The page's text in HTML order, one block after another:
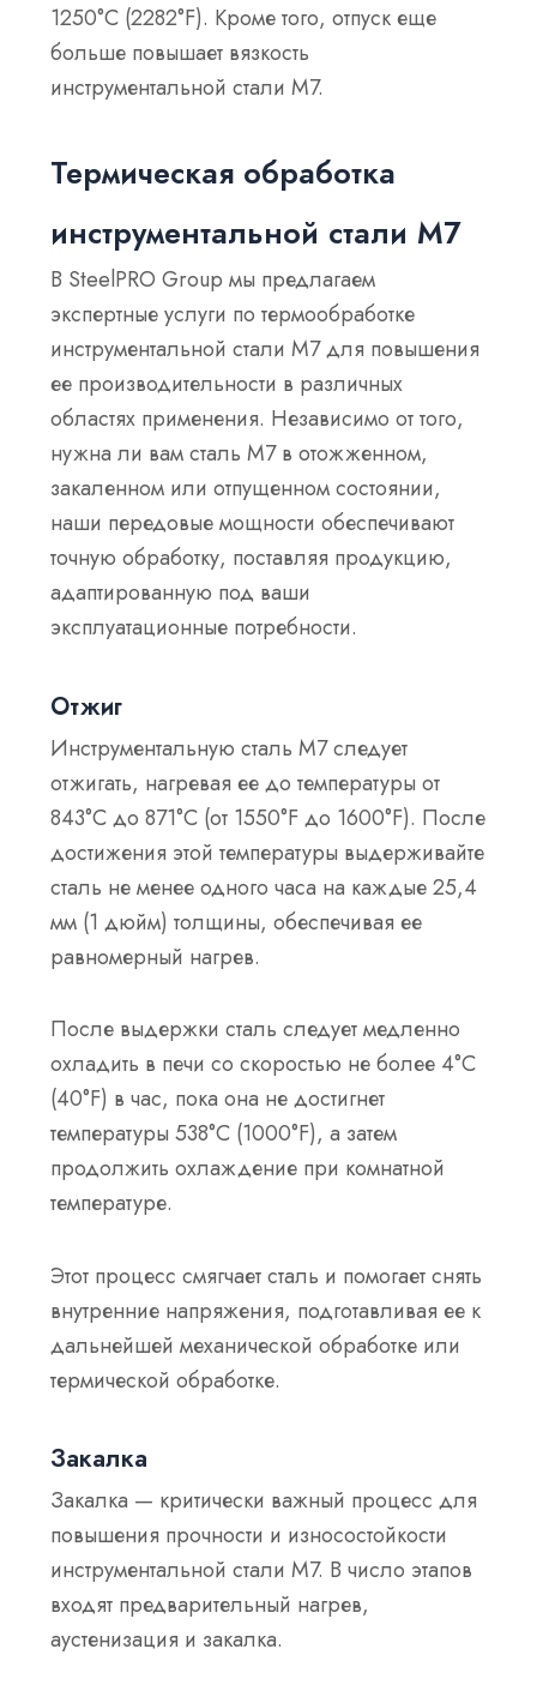
1250°C (2282°F). Кроме того, отпуск еще
больше повышает вязкость
инструментальной стали M7.
Термическая обработка
инструментальной стали М7
В SteelPRO Group мы предлагаем
экспертные услуги по термообработке
инструментальной стали M7 для повышения
ее производительности в различных
областях применения. Независимо от того,
нужна ли вам сталь M7 в отожженном,
закаленном или отпущенном состоянии,
наши передовые мощности обеспечивают
точную обработку, поставляя продукцию,
адаптированную под ваши
эксплуатационные потребности.
Отжиг
Инструментальную сталь M7 следует
отжигать, нагревая ее до температуры от
843°C до 871°C (от 1550°F до 1600°F). После
достижения этой температуры выдерживайте
сталь не менее одного часа на каждые 25,4
мм (1 дюйм) толщины, обеспечивая ее
равномерный нагрев.
После выдержки сталь следует медленно
охладить в печи со скоростью не более 4°C
(40°F) в час, пока она не достигнет
температуры 538°C (1000°F), а затем
продолжить охлаждение при комнатной
температуре.
Этот процесс смягчает сталь и помогает снять
внутренние напряжения, подготавливая ее к
дальнейшей механической обработке или
термической обработке.
Закалка
Закалка — критически важный процесс для
повышения прочности и износостойкости
инструментальной стали M7. В число этапов
входят предварительный нагрев,
аустенизация и закалка.